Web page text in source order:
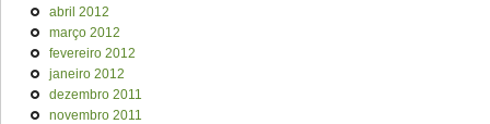
abril 2012
março 2012
fevereiro 2012
janeiro 2012
dezembro 2011
novembro 2011